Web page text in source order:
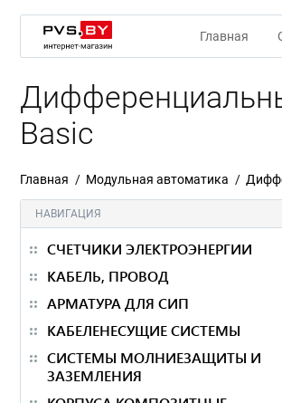
Главная
Basic
Главная Модульная автоматика
НАВИГАЦИЯ
СЧЕТЧИКИ ЭЛЕКТРОЭНЕРГИИ
КАБЕЛЬ, ПРОВОД
АРМАТУРА ДЛЯ СИП
КАБЕЛЕНЕСУЩИЕ СИСТЕМЫ
СИСТЕМЫ МОЛНИЕЗАЩИТЫ И
ЗАЗЕМЛЕНИЯ